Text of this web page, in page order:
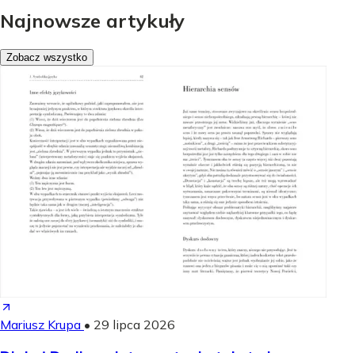
Najnowsze artykuły
Zobacz wszystko
Mariusz Krupa • 29 lipca 2026